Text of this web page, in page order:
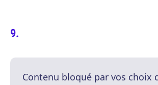
Contenu bloqué par vos choix